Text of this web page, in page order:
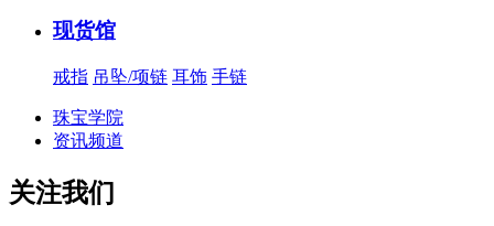
现货馆
戒指 吊坠/项链 耳饰 手链
珠宝学院
资讯频道
关注我们